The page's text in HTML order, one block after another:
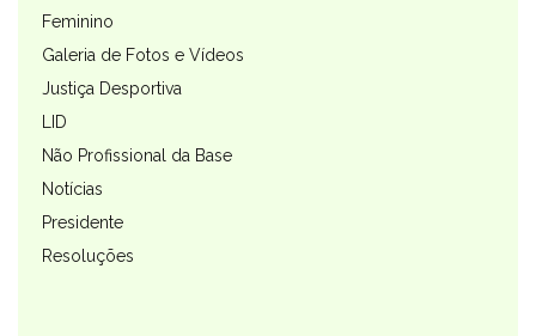
Feminino
Galeria de Fotos e Vídeos
Justiça Desportiva
LID
Não Profissional da Base
Notícias
Presidente
Resoluções